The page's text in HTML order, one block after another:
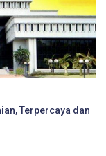
Terpercaya dan